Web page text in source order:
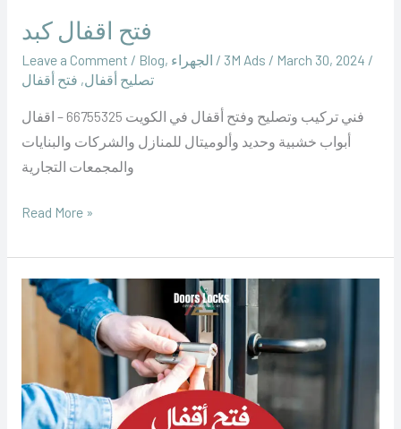
فتح اقفال كبد
Leave a Comment / Blog, الجهراء / / March 30, 2024 /
تصليح أقفال, فتح أقفال
فني تركيب وتصليح وفتح أقفال في الكويت 66755325 – اقفال
أبواب خشبية وحديد وألوميتال للمنازل والشركات والبنايات
والمجمعات التجارية
Read More »
فتح
اقفال